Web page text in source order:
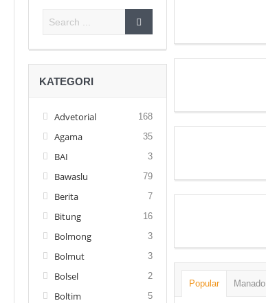
KATEGORI
Advetorial 168
Agama 35
BAI 3
Bawaslu 79
Berita 7
Bitung 16
Bolmong 3
Bolmut 3
Bolsel 2
Boltim 5
Popular Manado